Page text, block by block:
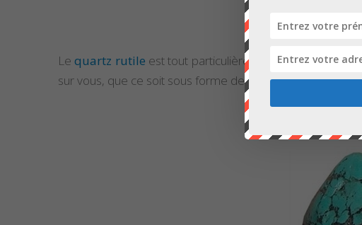
Lequartz rutile est tout particulièrement recommandé
sur vous, que ce soit sous forme de bijou, de pendentif,